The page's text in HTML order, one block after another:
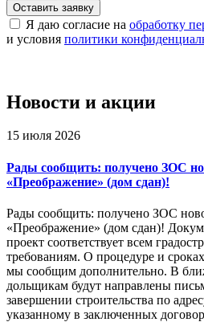
Оставить заявку
Я даю согласие на обработку
и условия политики
Новости и акции
15 июля 2026
Рады сообщить: получено ЗОС
«Преображение» (дом сдан)!
Рады сообщить: получено ЗОС
«Преображение» (дом сдан)!
проект соответствует всем
требованиям. О процедуре и
мы сообщим дополнительно. В
дольщикам будут направлены
завершении строительства по
указанному в заключенных